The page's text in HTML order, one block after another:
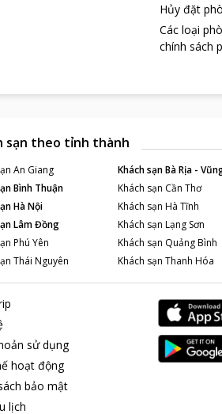
Hủy đặt
Các loại
chính sách
sạn theo tỉnh thành
An Giang Khách sạnBà Rịa -
Bình Thuận Khách sạn Cần Thơ
Hà Nội Khách sạn Hà Tĩnh
Lâm Đồng Khách sạn Lạng Sơn
Phú Yên Khách sạn Quảng Bình
Thái Nguyên Khách sạn Thanh Hóa
sử dụng
hoạt động
bảo mật
lịch